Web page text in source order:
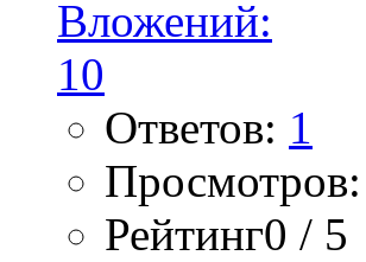
Ответов: 1
Рейтинг0 / 5